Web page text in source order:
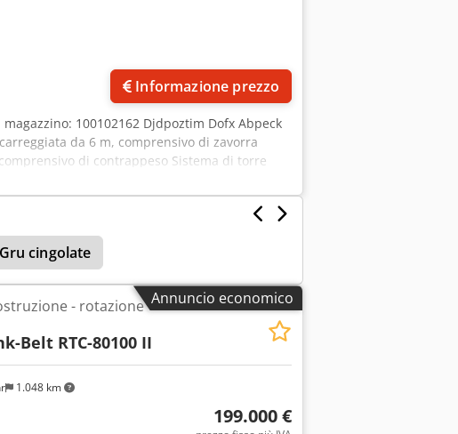
Informazione prezzo
100102162 Djdpoztim Dofx Abpeck
da 6 m, comprensivo di zavorra
di contrappeso Sistema di torre
Argano da 45 kW Prezzo franco magazzino
Gru cingolate
Annuncio economico
1.048 km
- rotazione
Belt RTC-80100 II
199.000 €